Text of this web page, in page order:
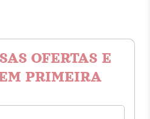
OFERTAS E
PRIMEIRA